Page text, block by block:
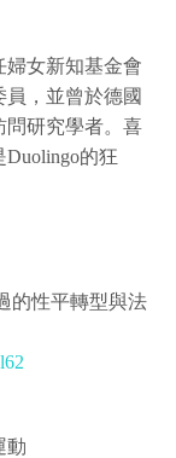
婦女新知基金會
，並曾於德國
問研究學者。喜
的狂
的性平轉型與法
動